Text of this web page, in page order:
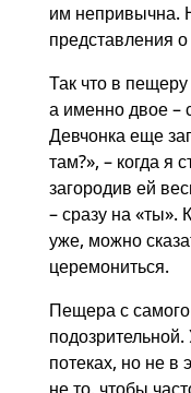
им непривычна.
представления
Так что в
а именно двое –
Девчонка еще
там?», – когда я
загородив ей
– сразу на «ты».
уже, можно
церемониться.
Пещера с самого
потеках, но не